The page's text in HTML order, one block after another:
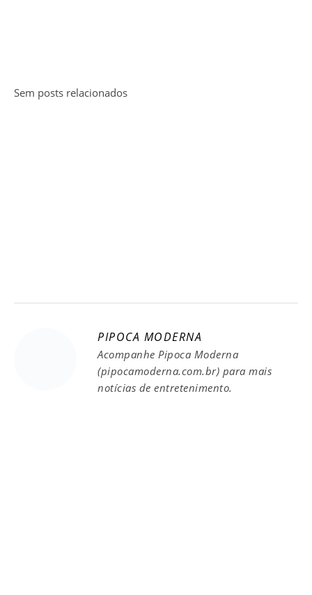
Sem posts relacionados
PIPOCA MODERNA
Acompanhe Pipoca Moderna
(pipocamoderna.com.br) para mais
notícias de entretenimento.